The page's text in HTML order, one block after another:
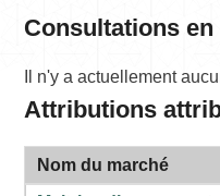
Consultations
Il n'y a actuellement
Attributions
Nom du marché